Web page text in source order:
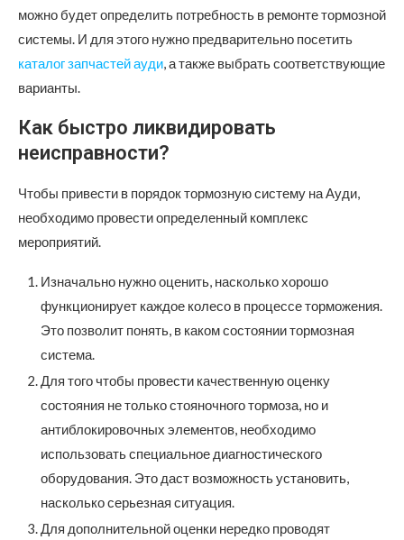
можно будет определить потребность в ремонте тормозной
системы. И для этого нужно предварительно посетить
каталог запчастей ауди, а также выбрать соответствующие
варианты.
Как быстро ликвидировать
неисправности?
Чтобы привести в порядок тормозную систему на Ауди,
необходимо провести определенный комплекс
мероприятий.
Изначально нужно оценить, насколько хорошо
функционирует каждое колесо в процессе торможения.
Это позволит понять, в каком состоянии тормозная
система.
Для того чтобы провести качественную оценку
состояния не только стояночного тормоза, но и
антиблокировочных элементов, необходимо
использовать специальное диагностического
оборудования. Это даст возможность установить,
насколько серьезная ситуация.
Для дополнительной оценки нередко проводят